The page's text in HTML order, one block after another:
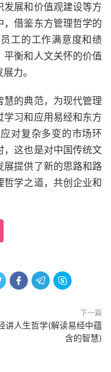
发展和价值观建设等方
，借鉴东方管理哲学的
工的工作满意度和绩
衡和人文关怀的价值
力。
的典范，为现代管理
学习和应用易经和东方
对复杂多变的市场环
，这也是对中国传统文
展提供了新的思路和路
学之道，共创企业和
  
下一篇
讲人生哲学(解读易经中蕴
含的智慧)